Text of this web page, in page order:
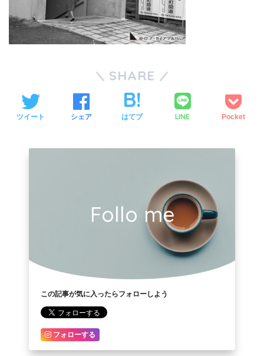
SHARE
ツイート シェア はてブ LINE Pocket
Follo me
この記事が気に入ったらフォローしよう
フォローする